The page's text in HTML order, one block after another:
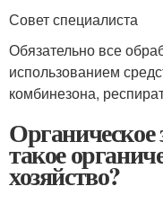
Совет специалиста
Обязательно все
использованием
комбинезона,
Органическое
такое
хозяйство?